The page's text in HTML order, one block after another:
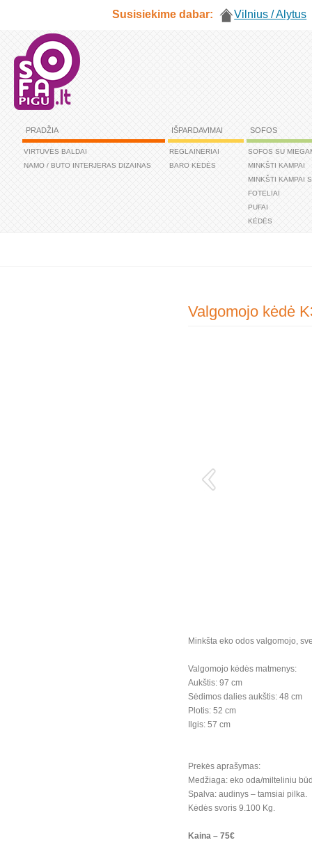
Susisiekime dabar: Vilnius / Alytus
PRADŽIA
VIRTUVĖS BALDAI
NAMO / BUTO INTERJERAS DIZAINAS
IŠPARDAVIMAI
REGLAINERIAI
BARO KĖDĖS
SOFOS
SOFOS SU
MINKŠTI KAMPAI
MINKŠTI KAMPAI
FOTELIAI
PUFAI
KĖDĖS
Valgomojo kėdė
Minkšta eko odos valgomojo,
Valgomojo kėdės matmenys:
Aukštis: 97 cm
Sėdimos dalies aukštis: 48 cm
Plotis: 52 cm
Ilgis: 57 cm
Prekės aprašymas:
Medžiaga: eko oda/milteliniu
Spalva: audinys – tamsiai pilka.
Kėdės svoris 9.100 Kg.
Kaina – 75€